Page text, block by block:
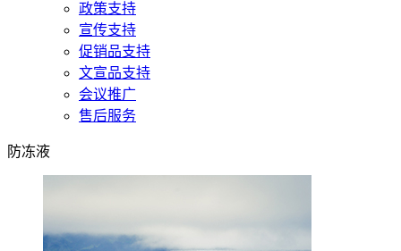
政策支持
宣传支持
促销品支持
文宣品支持
会议推广
售后服务
防冻液